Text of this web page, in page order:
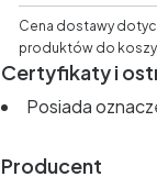
Cena dostawy
produktów do
Certyfikaty i
Posiada
Producent